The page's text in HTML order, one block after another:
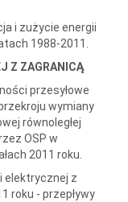
i zużycie energii
1988-2011.
Z ZAGRANICĄ
przesyłowe
wymiany
równoległej
OSP w
2011 roku.
elektrycznej z
roku - przepływy